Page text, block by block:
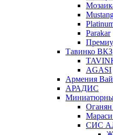
Parakar
Тавинко ВКЗ
AGASI
Армения
АРАДИС
СИС